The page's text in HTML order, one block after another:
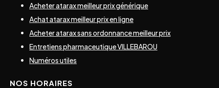
Acheter atarax meilleur prix générique
Achat atarax meilleur prix en ligne
Acheter atarax sans ordonnance meilleur prix
Entretiens pharmaceutique VILLEBAROU
Numéros utiles
NOS HORAIRES